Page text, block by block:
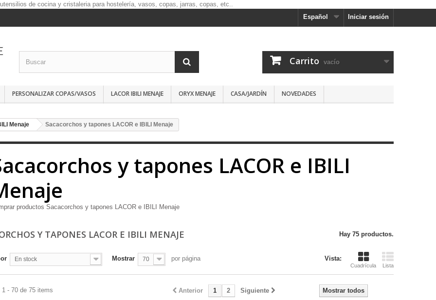
Iniciar sesión
Español
Carrito vacío
PERSONALIZAR COPAS/VASOS LACOR IBILI MENAJE ORYX MENAJE CASA/JARDÍN NOVEDADES
Menaje Sacacorchos y tapones LACOR e IBILI Menaje
y tapones LACOR e IBILI
productos Sacacorchos y tapones LACOR e IBILI Menaje
Y TAPONES LACOR E IBILI MENAJE Hay 75 productos.
Vista:
Cuadrícula Lista
En stock Mostrar 70 por página
Mostrar todos
Anterior 1 2 Siguiente
1 - 70 de 75 items